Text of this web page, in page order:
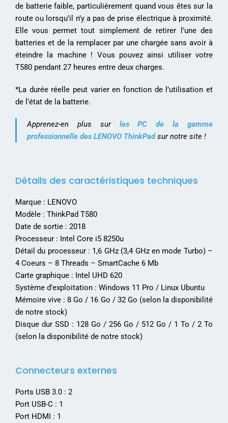
de batterie faible, particulièrement quand vous êtes sur la
route ou lorsqu’il n’y a pas de prise électrique à proximité.
Elle vous permet tout simplement de retirer l’une des
batteries et de la remplacer par une chargée sans avoir à
éteindre la machine ! Vous pouvez ainsi utiliser votre
T580 pendant 27 heures entre deux charges.
*La durée réelle peut varier en fonction de l’utilisation et
de l’état de la batterie.
Apprenez-en plus sur les PC de la gamme
professionnelle des LENOVO ThinkPadsur notre site !
Détails des caractéristiques techniques
Marque : LENOVO
Modèle : ThinkPad T580
Date de sortie : 2018
Processeur : Intel Core i5 8250u
Détail du processeur : 1,6 GHz (3,4 GHz en mode Turbo) –
4 Coeurs – 8 Threads – SmartCache 6 Mb
Carte graphique : Intel UHD 620
Système d’exploitation : Windows 11 Pro / Linux Ubuntu
Mémoire vive : 8 Go / 16 Go / 32 Go (selon la disponibilité
de notre stock)
Disque dur SSD : 128 Go / 256 Go / 512 Go / 1 To / 2 To
(selon la disponibilité de notre stock)
Connecteurs externes
Ports USB 3.0 : 2
Port USB-C : 1
Port HDMI : 1